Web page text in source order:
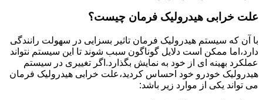
علت خرابی هیدرولیک فرمان چیست؟
با آن که سیستم هیدرولیک فرمان تاثیر بسزایی در سهولت رانندگی
دارد،اما ممکن است دلایل گوناگون سبب شوند تا این سیستم نتواند
عملکرد بهینه ای از خود به نمایش بگذارد.اگر تغییری در سیستم
هیدرولیک خودرو خود احساس کردید،علت خرابی هیدرولیک فرمان
می تواند یکی از موارد زیر باشد: